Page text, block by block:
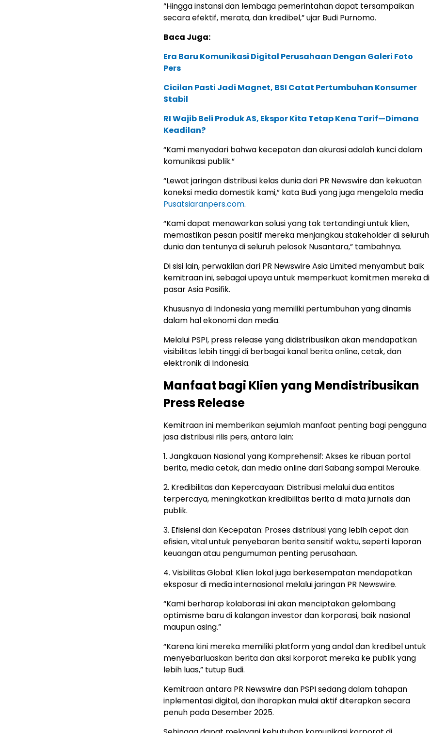
“Hingga instansi dan lembaga pemerintahan dapat tersampaikan
secara efektif, merata, dan kredibel,” ujar Budi Purnomo.
Baca Juga:
Era Baru Komunikasi Digital Perusahaan Dengan Galeri Foto
Pers
Cicilan Pasti Jadi Magnet, BSI Catat Pertumbuhan Konsumer
Stabil
RI Wajib Beli Produk AS, Ekspor Kita Tetap Kena Tarif—Dimana
Keadilan?
“Kami menyadari bahwa kecepatan dan akurasi adalah kunci dalam
komunikasi publik.”
“Lewat jaringan distribusi kelas dunia dari PR Newswire dan kekuatan
koneksi media domestik kami,” kata Budi yang juga mengelola media
Pusatsiaranpers.com.
“Kami dapat menawarkan solusi yang tak tertandingi untuk klien,
memastikan pesan positif mereka menjangkau stakeholder di seluruh
dunia dan tentunya di seluruh pelosok Nusantara,” tambahnya.
Di sisi lain, perwakilan dari PR Newswire Asia Limited menyambut baik
kemitraan ini, sebagai upaya untuk memperkuat komitmen mereka di
pasar Asia Pasifik.
Khususnya di Indonesia yang memiliki pertumbuhan yang dinamis
dalam hal ekonomi dan media.
Melalui PSPI, press release yang didistribusikan akan mendapatkan
visibilitas lebih tinggi di berbagai kanal berita online, cetak, dan
elektronik di Indonesia.
Manfaat bagi Klien yang Mendistribusikan
Press Release
Kemitraan ini memberikan sejumlah manfaat penting bagi pengguna
jasa distribusi rilis pers, antara lain:
1. Jangkauan Nasional yang Komprehensif: Akses ke ribuan portal
berita, media cetak, dan media online dari Sabang sampai Merauke.
2. Kredibilitas dan Kepercayaan: Distribusi melalui dua entitas
terpercaya, meningkatkan kredibilitas berita di mata jurnalis dan
publik.
3. Efisiensi dan Kecepatan: Proses distribusi yang lebih cepat dan
efisien, vital untuk penyebaran berita sensitif waktu, seperti laporan
keuangan atau pengumuman penting perusahaan.
4. Visbilitas Global: Klien lokal juga berkesempatan mendapatkan
eksposur di media internasional melalui jaringan PR Newswire.
“Kami berharap kolaborasi ini akan menciptakan gelombang
optimisme baru di kalangan investor dan korporasi, baik nasional
maupun asing.”
“Karena kini mereka memiliki platform yang andal dan kredibel untuk
menyebarluaskan berita dan aksi korporat mereka ke publik yang
lebih luas,” tutup Budi.
Kemitraan antara PR Newswire dan PSPI sedang dalam tahapan
inplementasi digital, dan iharapkan mulai aktif diterapkan secara
penuh pada Desember 2025.